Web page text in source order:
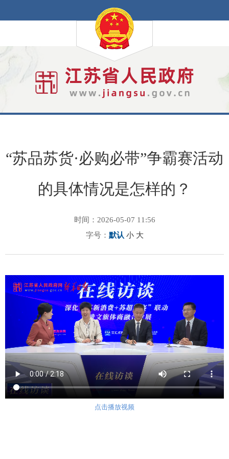
“苏品苏货·必购必带”争霸赛活动
的具体情况是怎样的？
时间：2026-05-07 11:56
字号： 默认 小 大
点击播放视频